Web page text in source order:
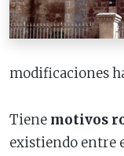
modificaciones
Tiene motivos
existiendo entre